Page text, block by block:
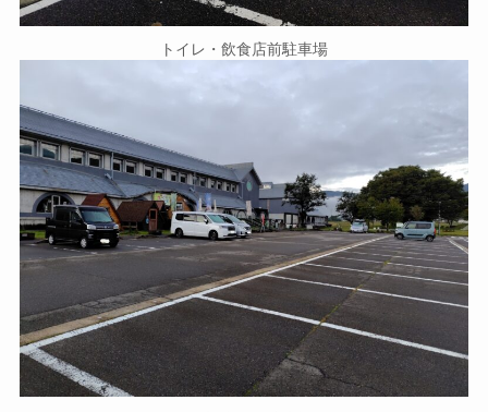
トイレ・飲食店前駐車場